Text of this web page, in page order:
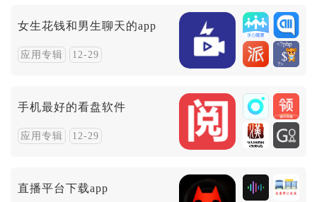
女生花钱和男生聊天的app
应用专辑 12-29
手机最好的看盘软件
应用专辑 12-29
直播平台下载app